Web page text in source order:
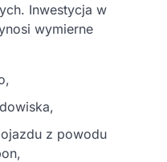
Inwestycja w
wymierne
z powodu